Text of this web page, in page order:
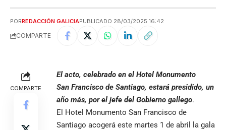
PORREDACCIÓN GALICIAPUBLICADO 28/03/2025 16:42
COMPARTE
COMPARTE
El acto, celebrado en el Hotel Monumento
San Francisco de Santiago, estará presidido, un
año más, por el jefe del Gobierno gallego.
El Hotel Monumento San Francisco de
Santiago acogerá este martes 1 de abril la gala